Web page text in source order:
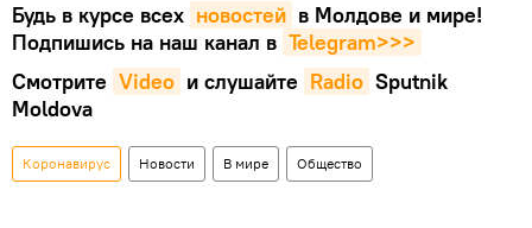
Будь в курсе всех новостей в Молдове и мире!
Подпишись на наш канал в Telegram>>>
Смотрите Video и слушайте Radio Sputnik
Moldova
Коронавирус Новости В мире Общество